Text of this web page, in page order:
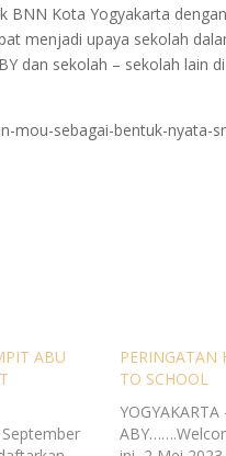
Kota Yogyakarta
menjadi upaya sekolah
dan sekolah – sekolah lain
mou-sebagai-bentuk-nyata-
ABU
TO SCHOOL